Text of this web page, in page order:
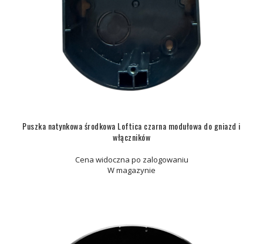
Puszka natynkowa środkowa Loftica czarna modułowa do gniazd i
włączników
Cena widoczna po zalogowaniu
W magazynie